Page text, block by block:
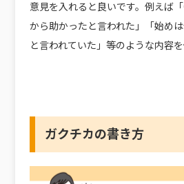
意見を入れると良いです。例えば
から助かったと言われた」「始め
と言われていた」等のような内容を
ガクチカの書き方